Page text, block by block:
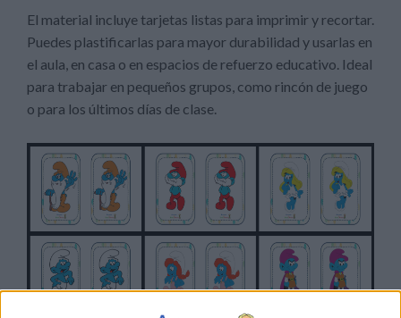
El material incluye tarjetas listas para imprimir y recortar.
Puedes plastificarlas para mayor durabilidad y usarlas en
el aula, en casa o en espacios de refuerzo educativo. Ideal
para trabajar en pequeños grupos, como rincón de juego
o para los últimos días de clase.